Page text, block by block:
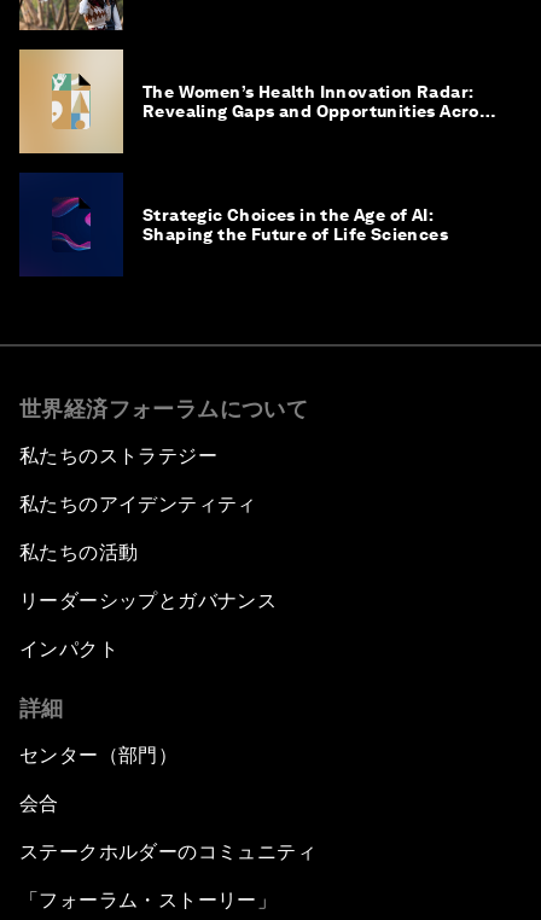
The Women’s Health Innovation Radar:
Revealing Gaps and Opportunities Across
Strategic Choices in the Age of AI:
Shaping the Future of Life Sciences
世界経済フォーラムについて
私たちのストラテジー
私たちのアイデンティティ
私たちの活動
リーダーシップとガバナンス
インパクト
詳細
センター（部門）
会合
ステークホルダーのコミュニティ
「フォーラム・ストーリー」